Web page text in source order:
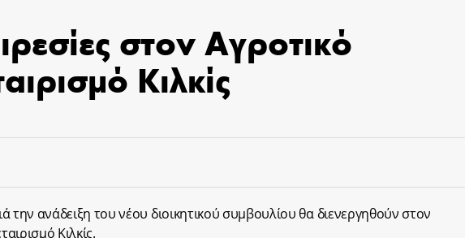
στον Αγροτικό
Κιλκίς
την ανάδειξη του νέου διοικητικού συμβουλίου θα διενεργηθούν στον
Κιλκίς.